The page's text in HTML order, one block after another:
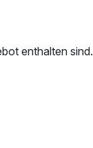
enthalten sind.